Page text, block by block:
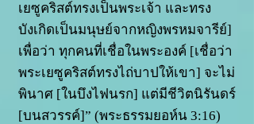
เยซูคริสต์ทรงเป็นพระเจ้า และทรง
บังเกิดเป็นมนุษย์จากหญิงพรหมจารีย์]
เพื่อว่า ทุกคนที่เชื่อในพระองค์ [เชื่อว่า
พระเยซูคริสต์ทรงไถ่บาปให้เขา] จะไม่
พินาศ [ในบึงไฟนรก] แต่มีชีวิตนิรันดร์
[บนสวรรค์]” (พระธรรมยอห์น 3:16)